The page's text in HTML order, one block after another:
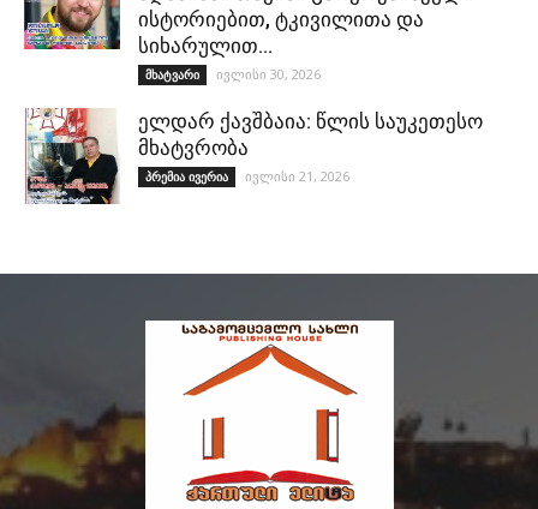
ისტორიებით, ტკივილითა და
სიხარულით…
მხატვარი ივლისი 30, 2026
ელდარ ქავშბაია: წლის საუკეთესო
მხატვრობა
პრემია ივერია ივლისი 21, 2026